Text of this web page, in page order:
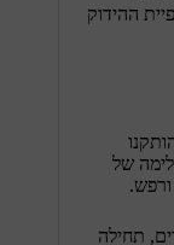
ההידוק
של
תחילה